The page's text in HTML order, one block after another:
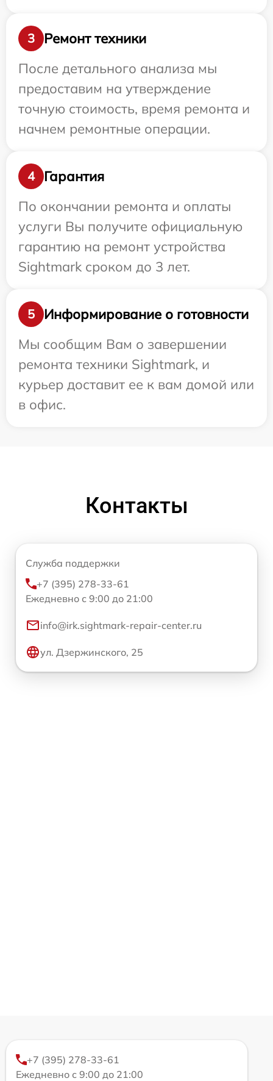
3
Ремонт техники
После детального анализа мы
предоставим на утверждение
точную стоимость, время ремонта и
начнем ремонтные операции.
4
Гарантия
По окончании ремонта и оплаты
услуги Вы получите официальную
гарантию на ремонт устройства
Sightmark сроком до 3 лет.
5
Информирование о готовности
Мы сообщим Вам о завершении
ремонта техники Sightmark, и
курьер доставит ее к вам домой или
в офис.
Контакты
Служба поддержки
+7 (395) 278-33-61
Ежедневно с 9:00 до 21:00
info@irk.sightmark-repair-center.ru
ул. Дзержинского, 25
+7 (395) 278-33-61
Ежедневно с 9:00 до 21:00